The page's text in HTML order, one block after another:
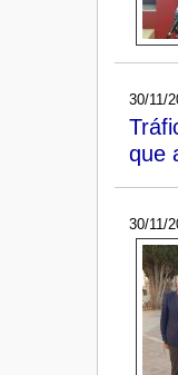
30/11/
que
30/11/